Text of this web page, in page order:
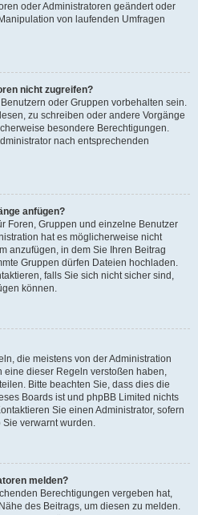
oder Administratoren geändert oder
von laufenden Umfragen
nicht zugreifen?
oder Gruppen vorbehalten sein.
zu schreiben oder andere Vorgänge
besondere Berechtigungen.
nach entsprechenden
anfügen?
Foren, Gruppen und einzelne Benutzer
hat es möglicherweise nicht
anzufügen, in dem Sie Ihren Beitrag
Gruppen dürfen Dateien hochladen.
falls Sie sich nicht sicher sind,
können.
die meistens von der Administration
eine dieser Regeln verstoßen haben,
Bitte beachten Sie, dass dies die
Boards ist und phpBB Limited nichts
Sie einen Administrator, sofern
verwarnt wurden.
melden?
Berechtigungen vergeben hat,
des Beitrags, um diesen zu melden.